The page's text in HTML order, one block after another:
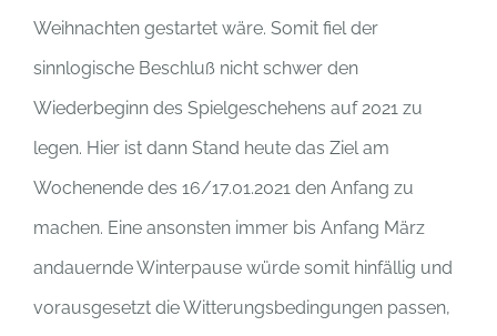
Weihnachten gestartet wäre. Somit fiel der
sinnlogische Beschluß nicht schwer den
Wiederbeginn des Spielgeschehens auf 2021 zu
legen. Hier ist dann Stand heute das Ziel am
Wochenende des 16/17.01.2021 den Anfang zu
machen. Eine ansonsten immer bis Anfang März
andauernde Winterpause würde somit hinfällig und
vorausgesetzt die Witterungsbedingungen passen,